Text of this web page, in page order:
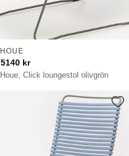
Houe, Click loungestol olivgrön
HOUE
5140 kr